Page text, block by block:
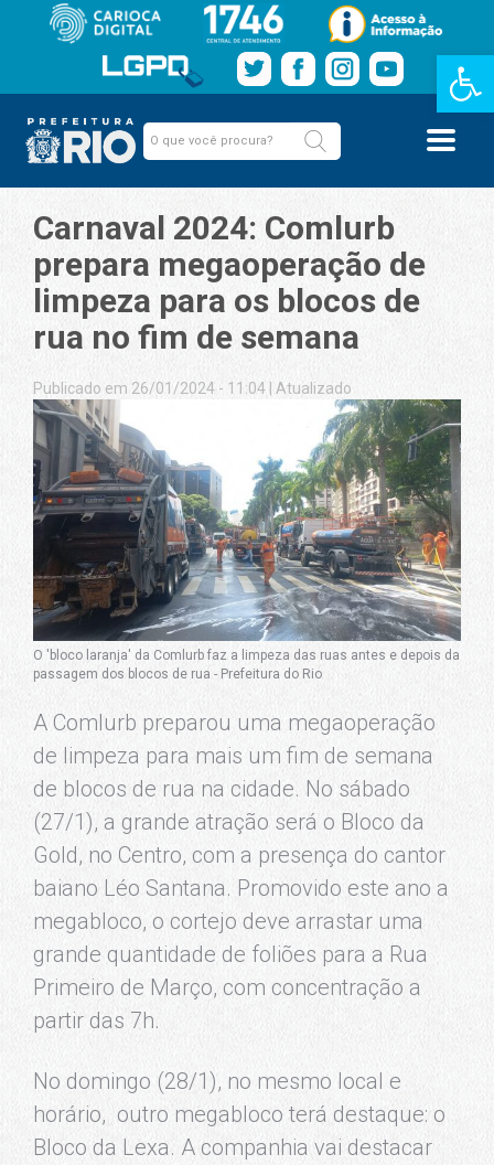
Barra de
Carnaval 2024: Comlurb
prepara megaoperação de
limpeza para os blocos de
rua no fim de semana
Publicado em 26/01/2024 - 11:04 Atualizado
O 'bloco laranja' da Comlurb faz a limpeza das ruas antes e depois da
passagem dos blocos de rua - Prefeitura do Rio
A Comlurb preparou uma megaoperação
de limpeza para mais um fim de semana
de blocos de rua na cidade. No sábado
(27/1), a grande atração será o Bloco da
Gold, no Centro, com a presença do cantor
baiano Léo Santana. Promovido este ano a
megabloco, o cortejo deve arrastar uma
grande quantidade de foliões para a Rua
Primeiro de Março, com concentração a
partir das 7h.
No domingo (28/1), no mesmo local e
horário, outro megabloco terá destaque: o
Bloco da Lexa. A companhia vai destacar